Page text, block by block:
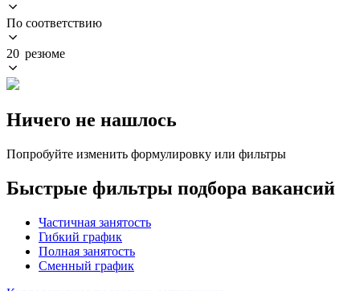
По соответствию
20 резюме
Ничего не нашлось
Попробуйте изменить формулировку или фильтры
Быстрые фильтры подбора вакансий
Частичная занятость
Гибкий график
Полная занятость
Сменный график